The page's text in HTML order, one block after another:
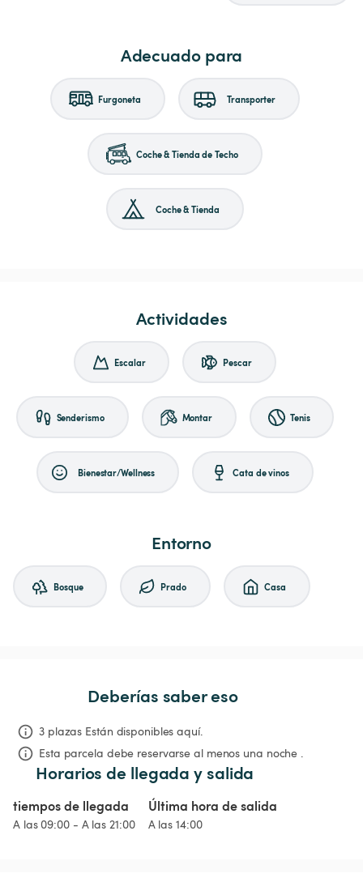
Adecuado para
Furgoneta Transporter
Coche & Tienda de Techo
Coche & Tienda
Actividades
Escalar Pescar
Senderismo Montar Tenis
Bienestar/Wellness Cata de vinos
Entorno
Bosque Prado Casa
Deberías saber eso
3 plazas Están disponibles aquí.
Esta parcela debe reservarse al menos una noche .
Horarios de llegada y salida
tiempos de llegada
A las 09:00 - A las 21:00
Última hora de salida
A las 14:00